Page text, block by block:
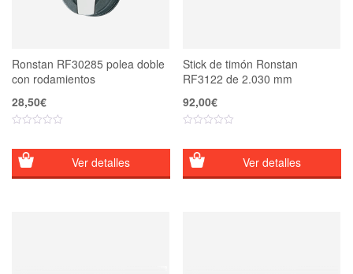
Ronstan RF30285 polea doble
con rodamientos
28,50€
Ver detalles
Stick de timón Ronstan
RF3122 de 2.030 mm
92,00€
Ver detalles